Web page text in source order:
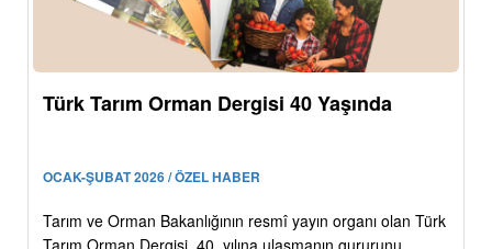
Türk Tarım Orman Dergisi 40 Yaşında
OCAK-ŞUBAT 2026 / ÖZEL HABER
Tarım ve Orman Bakanlığının resmî yayın organı olan Türk
Tarım Orman Dergisi, 40. yılına ulaşmanın gururunu